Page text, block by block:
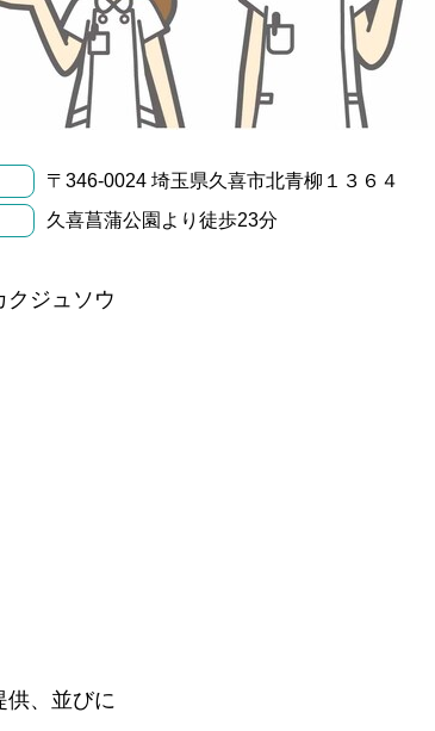
〒346-0024 埼玉県久喜市北青柳１３６４
久喜菖蒲公園より徒歩23分
ジュソウ
、並びに